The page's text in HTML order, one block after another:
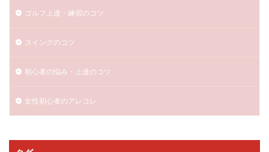
ゴルフ上達・練習のコツ
スイングのコツ
初心者の悩み・上達のコツ
女性初心者のアレコレ